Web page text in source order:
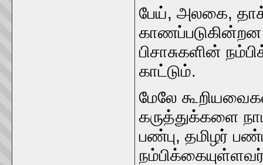
பேய்‌, அலகை,
பிசாசுகளின்‌
காட்டும்‌.
மேலே
கருத்துக்களை
பண்பு, தமிழர்‌